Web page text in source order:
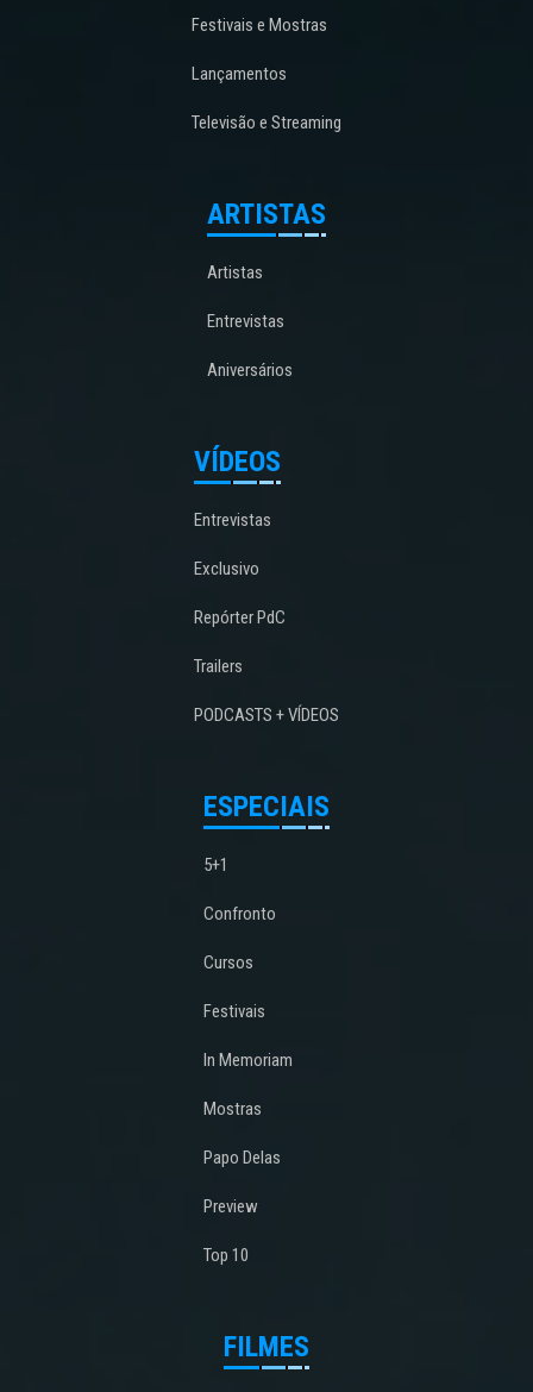
Festivais e Mostras
Lançamentos
Televisão e Streaming
ARTISTAS
Artistas
Entrevistas
Aniversários
VÍDEOS
Entrevistas
Exclusivo
Repórter PdC
Trailers
PODCASTS + VÍDEOS
ESPECIAIS
5+1
Confronto
Cursos
Festivais
In Memoriam
Mostras
Papo Delas
Preview
Top 10
FILMES